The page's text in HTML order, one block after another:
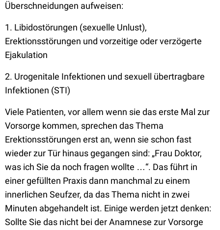
Überschneidungen aufweisen:
1. Libidostörungen (sexuelle Unlust),
Erektionsstörungen und vorzeitige oder verzögerte
Ejakulation
2. Urogenitale Infektionen und sexuell übertragbare
Infektionen (STI)
Viele Patienten, vor allem wenn sie das erste Mal zur
Vorsorge kommen, sprechen das Thema
Erektionsstörungen erst an, wenn sie schon fast
wieder zur Tür hinaus gegangen sind: „Frau Doktor,
was ich Sie da noch fragen wollte …“. Das führt in
einer gefüllten Praxis dann manchmal zu einem
innerlichen Seufzer, da das Thema nicht in zwei
Minuten abgehandelt ist. Einige werden jetzt denken:
Sollte Sie das nicht bei der Anamnese zur Vorsorge